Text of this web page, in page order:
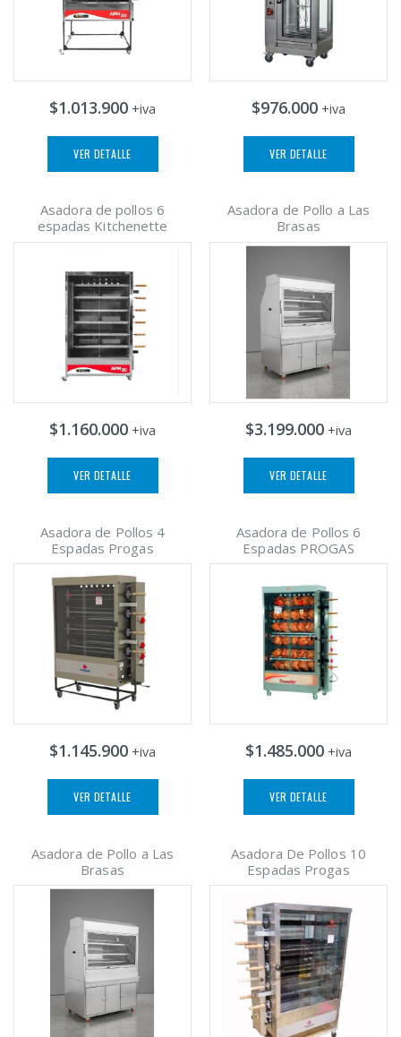
$1.013.900 +iva
VER DETALLE
$976.000 +iva
VER DETALLE
Asadora de pollos 6
espadas Kitchenette
$1.160.000 +iva
VER DETALLE
Asadora de Pollo a Las
Brasas
$3.199.000 +iva
VER DETALLE
Asadora de Pollos 4
Espadas Progas
$1.145.900 +iva
VER DETALLE
Asadora de Pollos 6
Espadas PROGAS
$1.485.000 +iva
VER DETALLE
Asadora de Pollo a Las
Brasas
Asadora De Pollos 10
Espadas Progas